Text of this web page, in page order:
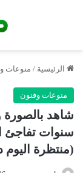
الرئيسية / منوعات
منوعات وفنون
سنوات تفاجئ
(منتظرة